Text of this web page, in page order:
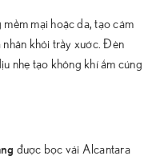
mại hoặc da, tạo cảm
khỏi trầy xước. Đèn
nhẹ tạo không khí ấm cúng
được bọc vải Alcantara